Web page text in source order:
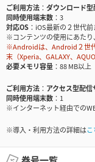
ご利用方法
ダウンロード型
同時使用端末数
3
対応OS
iOS最新の２世代
※コンテンツの使用にあた
※Androidは、Android２世
末（Xperia、GALAXY、
必要メモリ容量
88 MB以上
ご利用方法
アクセス型配信
同時使用端末数
1
※インターネット経由での
※導入・利用方法の詳細は